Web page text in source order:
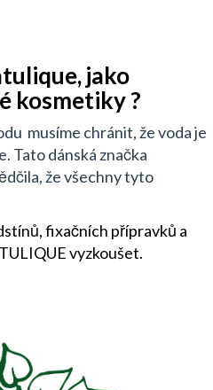
jako
kosmetiky ?
musíme chránit, že voda je
Tato dánská značka
že všechny tyto
fixačních přípravků a
vyzkoušet.